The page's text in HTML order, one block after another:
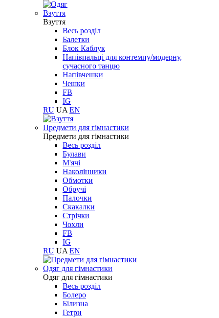
Взуття
Взуття
Весь розділ
Балетки
Блок Каблук
Напівпальці для контемпу/модерну,
сучасного танцю
Напівчешки
Чешки
FB
IG
RU UA EN
Предмети для гімнастики
Предмети для гімнастики
Весь розділ
Булави
М'ячі
Наколінники
Обмотки
Обручі
Палочки
Скакалки
Стрічки
Чохли
FB
IG
RU UA EN
Одяг для гімнастики
Одяг для гімнастики
Весь розділ
Болеро
Білизна
Гетри